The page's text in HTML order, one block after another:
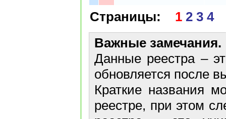
Страницы: 1 2 3 4
Важные замечания.
Данные реестра –
обновляется после
Краткие названия
реестре, при этом